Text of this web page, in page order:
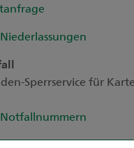
Sperrservice für